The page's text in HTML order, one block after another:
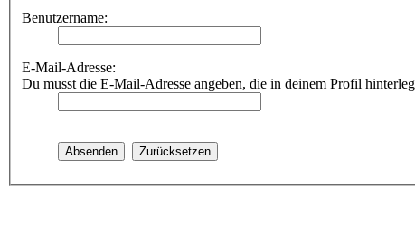
Benutzername:
E-Mail-Adresse:
Du musst die E-Mail-Adresse angeben, die in deinem Profil